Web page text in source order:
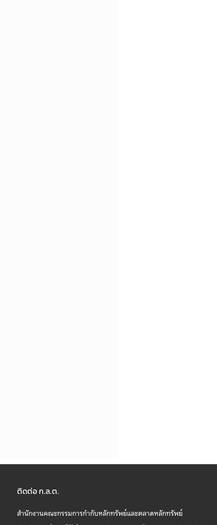
ติดต่อ ก.ล.ต.
สำนักงานคณะกรรมการกำกับหลักทรัพย์และตลาดหลักทรัพย์